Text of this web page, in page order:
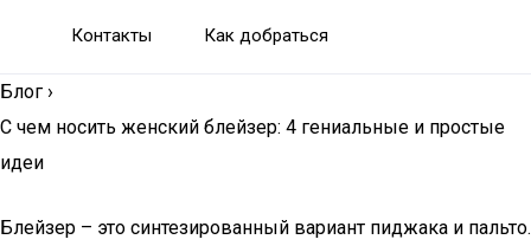
Контакты Как добраться
Блог ›
С чем носить женский блейзер: 4 гениальные и простые
идеи
Блейзер – это синтезированный вариант пиджака и пальто.